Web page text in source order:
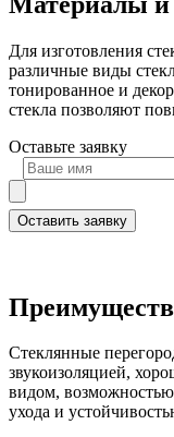
Для изготовления
различные виды
тонированное и
стекла позволяют
Оставьте заявку
Оставить заявку
Стеклянные
звукоизоляцией,
видом, возможностью
ухода и